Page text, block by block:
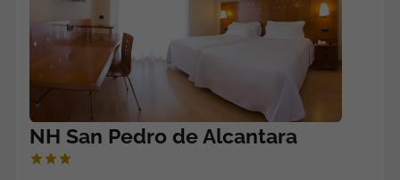
Cruzeiros
Promoções
Especialistas
Cheque Viagem